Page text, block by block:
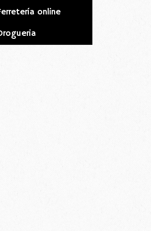
online